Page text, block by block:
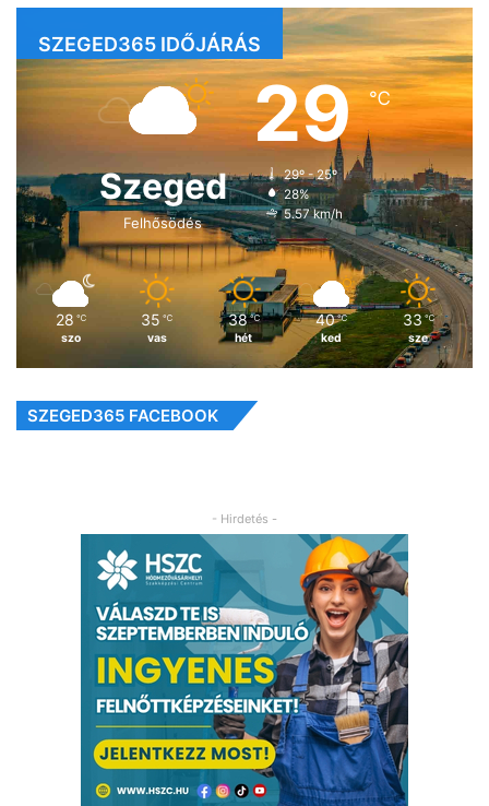
SZEGED365 IDŐJÁRÁS
Szeged
Felhősödés
29℃
29º - 25º
28%
5.57 km/h
28 ℃
szo
35 ℃
vas
38 ℃
hét
40 ℃
ked
33 ℃
sze
SZEGED365 FACEBOOK
- Hirdetés -